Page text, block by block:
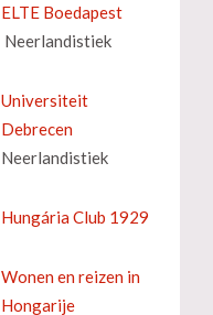
ELTE Boedapest
Neerlandistiek
Universiteit
Debrecen
Neerlandistiek
Hungária Club 1929
Wonen en reizen in
Hongarije